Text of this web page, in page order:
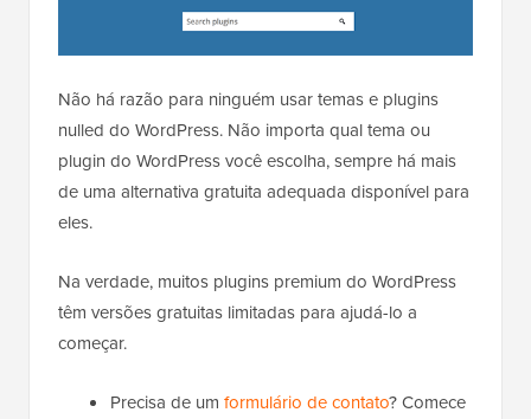
Não há razão para ninguém usar temas e plugins
nulled do WordPress. Não importa qual tema ou
plugin do WordPress você escolha, sempre há mais
de uma alternativa gratuita adequada disponível para
eles.
Na verdade, muitos plugins premium do WordPress
têm versões gratuitas limitadas para ajudá-lo a
começar.
Precisa de um formulário de contato? Comece